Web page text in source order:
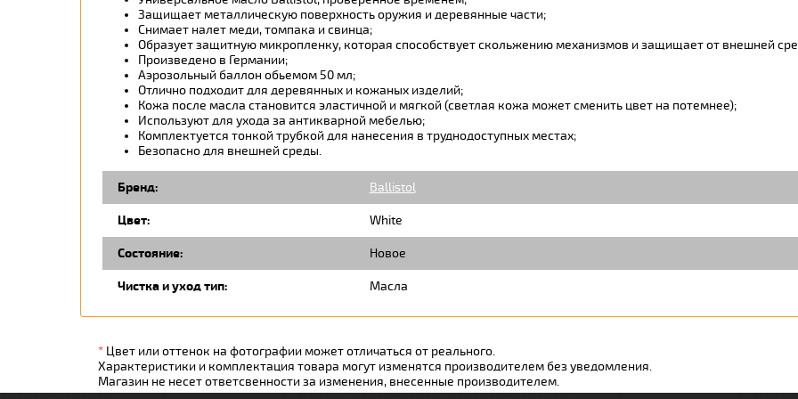
Защищает металлическую поверхность оружия и деревянные части;
Снимает налет меди, томпака и свинца;
Образует защитную микропленку, которая способствует скольжению механизмов и защищает от внешней
Произведено в Германии;
Аэрозольный баллон обьемом 50 мл;
Отлично подходит для деревянных и кожаных изделий;
Кожа после масла становится эластичной и мягкой (светлая кожа может сменить цвет на потемнее);
Используют для ухода за антикварной мебелью;
Комплектуется тонкой трубкой для нанесения в труднодоступных местах;
Безопасно для внешней среды.
Бренд: Ballistol
Цвет: White
Состояние: Новое
Чистка и уход тип: Масла
* Цвет или оттенок на фотографии может отличаться от реального.
Характеристики и комплектация товара могут изменятся производителем без уведомления.
Магазин не несет ответсвенности за изменения, внесенные производителем.